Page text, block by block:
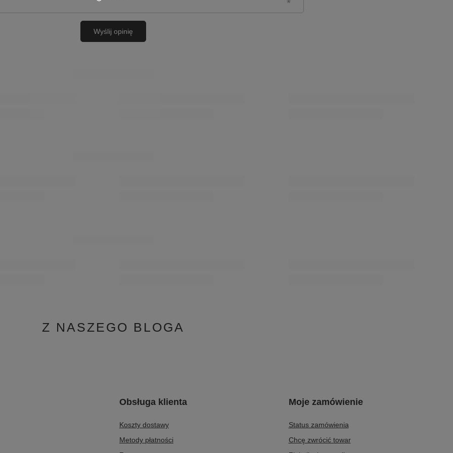
Wyślij opinię
Z NASZEGO BLOGA
Obsługa klienta
Koszty dostawy
Metody płatności
Moje zamówienie
Status zamówienia
Chcę zwrócić towar